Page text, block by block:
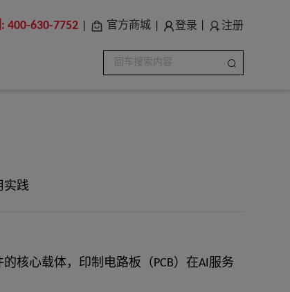
400-630-7752 官方商城 登录 注册
实践
核心载体，印制电路板（PCB）在AI服务